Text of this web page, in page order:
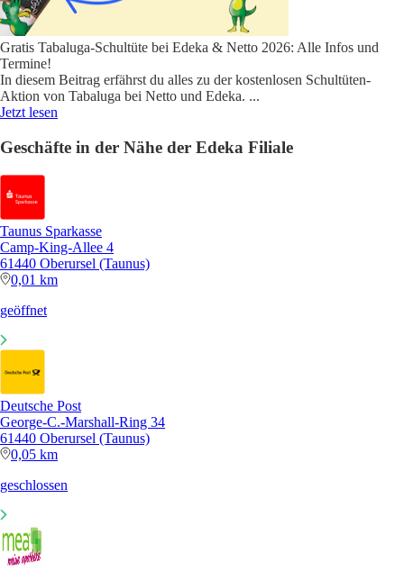
Gratis Tabaluga-Schultüte bei Edeka & Netto 2026: Alle Infos und
Termine!
In diesem Beitrag erfährst du alles zu der kostenlosen Schultüten-
Aktion von Tabaluga bei Netto und Edeka. ...
Jetzt lesen
Geschäfte in der Nähe der Edeka Filiale
Taunus Sparkasse
Camp-King-Allee 4
61440 Oberursel (Taunus)
0,01 km
geöffnet
Deutsche Post
George-C.-Marshall-Ring 34
61440 Oberursel (Taunus)
0,05 km
geschlossen